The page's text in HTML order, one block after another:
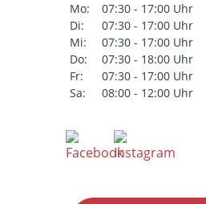
Mo:
07:30 - 17:00 Uhr
Di:
07:30 - 17:00 Uhr
Mi:
07:30 - 17:00 Uhr
Do:
07:30 - 18:00 Uhr
Fr:
07:30 - 17:00 Uhr
Sa:
08:00 - 12:00 Uhr